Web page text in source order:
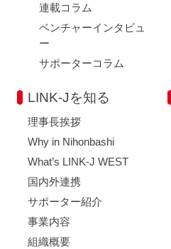
連載コラム
ベンチャーインタビュ
ー
サポーターコラム
LINK-Jを知る
理事長挨拶
Why in Nihonbashi
What’s LINK-J WEST
国内外連携
サポーター紹介
事業内容
組織概要